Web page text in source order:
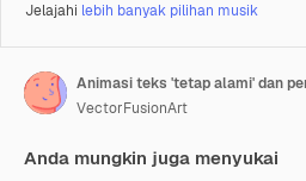
Jelajahi lebih banyak pilihan musik
Animasi teks 'tetap alami' dan
VectorFusionArt
Anda mungkin juga menyukai